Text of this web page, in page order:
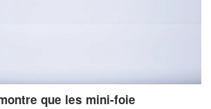
que les mini-foie